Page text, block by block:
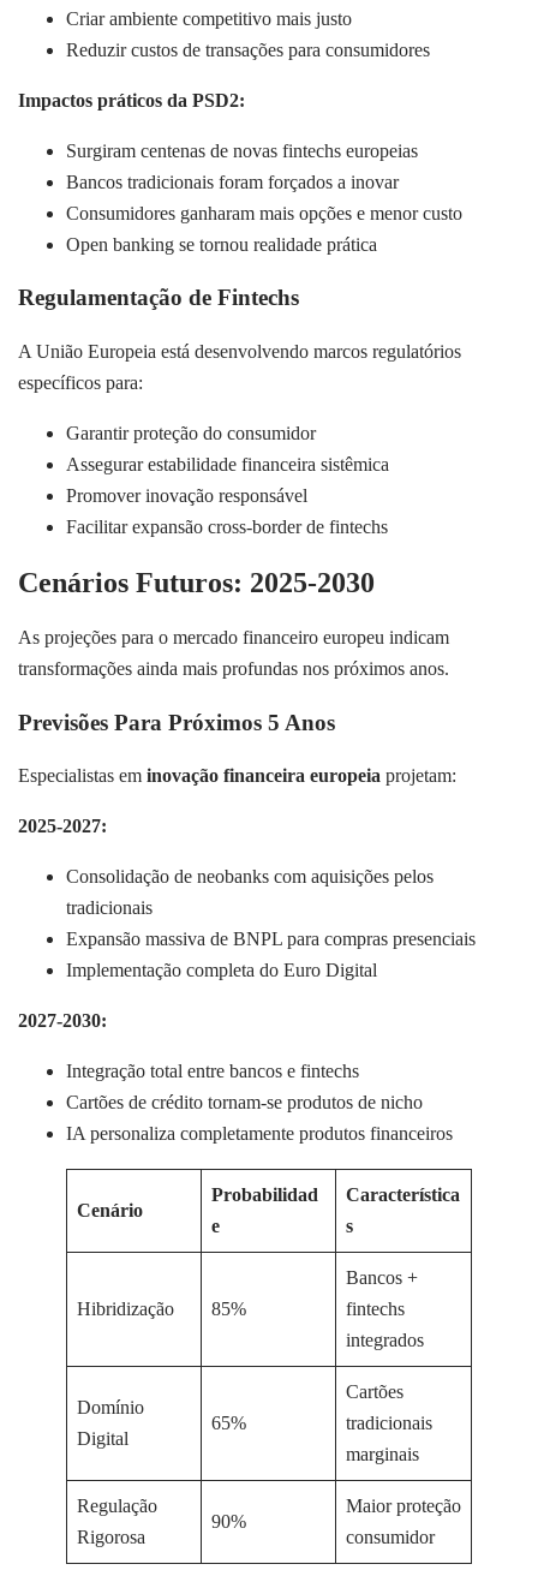
Criar ambiente competitivo mais justo
Reduzir custos de transações para consumidores
Impactos práticos da PSD2:
Surgiram centenas de novas fintechs europeias
Bancos tradicionais foram forçados a inovar
Consumidores ganharam mais opções e menor custo
Open banking se tornou realidade prática
Regulamentação de Fintechs
A União Europeia está desenvolvendo marcos regulatórios
específicos para:
Garantir proteção do consumidor
Assegurar estabilidade financeira sistêmica
Promover inovação responsável
Facilitar expansão cross-border de fintechs
Cenários Futuros: 2025-2030
As projeções para o mercado financeiro europeu indicam
transformações ainda mais profundas nos próximos anos.
Previsões Para Próximos 5 Anos
Especialistas em inovação financeira europeia projetam:
2025-2027:
Consolidação de neobanks com aquisições pelos
tradicionais
Expansão massiva de BNPL para compras presenciais
Implementação completa do Euro Digital
2027-2030:
Integração total entre bancos e fintechs
Cartões de crédito tornam-se produtos de nicho
IA personaliza completamente produtos financeiros
Cenário
Probabilidad
e
Característica
s
Hibridização 85%
Bancos +
fintechs
integrados
Domínio
Digital
65%
Cartões
tradicionais
marginais
Regulação
Rigorosa
90%
Maior proteção
consumidor